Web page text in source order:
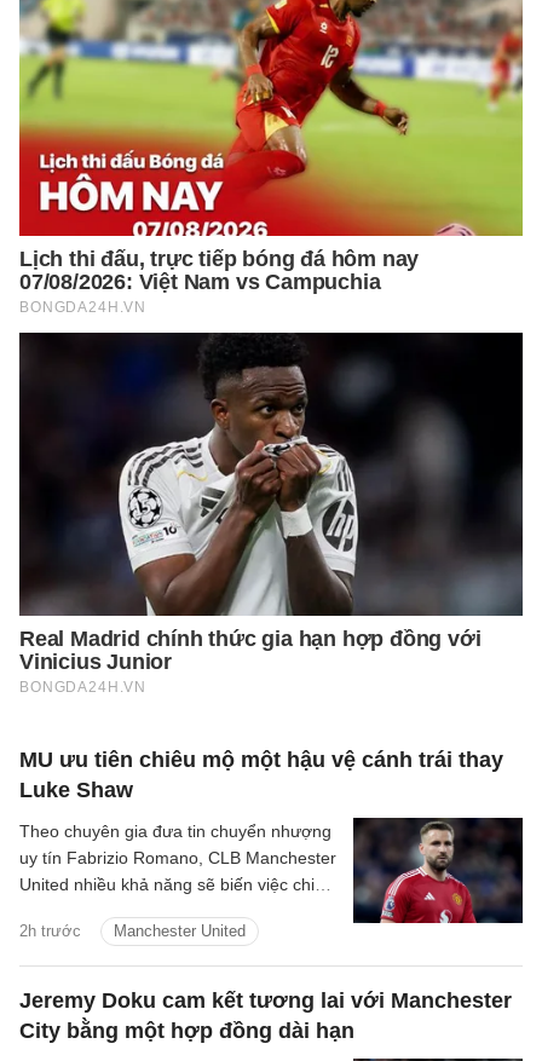
MU ưu tiên chiêu mộ một hậu vệ cánh trái thay
Luke Shaw
2h trước Manchester United
Theo chuyên gia đưa tin chuyển nhượng
uy tín Fabrizio Romano, CLB Manchester
United nhiều khả năng sẽ biến việc chiêu
trọng tâm tiếp theo trên thị trường
chuyển nhượng hè năm nay.
Jeremy Doku cam kết tương lai với Manchester
City bằng một hợp đồng dài hạn